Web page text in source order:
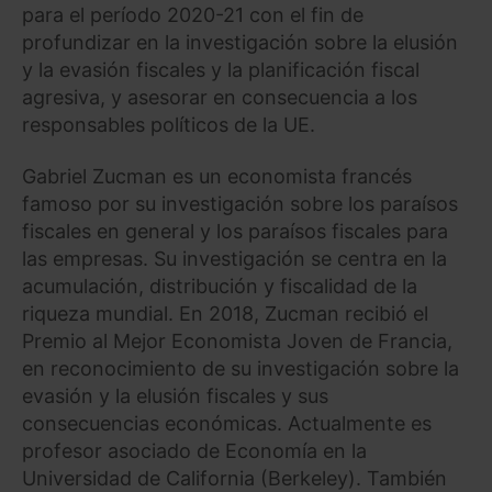
para el período 2020-21 con el fin de
profundizar en la investigación sobre la elusión
y la evasión fiscales y la planificación fiscal
agresiva, y asesorar en consecuencia a los
responsables políticos de la UE.
Gabriel Zucman es un economista francés
famoso por su investigación sobre los paraísos
fiscales en general y los paraísos fiscales para
las empresas. Su investigación se centra en la
acumulación, distribución y fiscalidad de la
riqueza mundial. En 2018, Zucman recibió el
Premio al Mejor Economista Joven de Francia,
en reconocimiento de su investigación sobre la
evasión y la elusión fiscales y sus
consecuencias económicas. Actualmente es
profesor asociado de Economía en la
Universidad de California (Berkeley). También